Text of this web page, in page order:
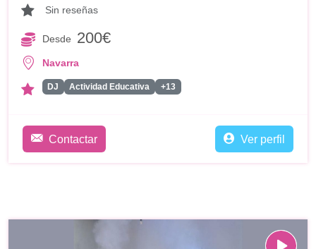
Sin reseñas
Desde 200€
Navarra
DJ Actividad Educativa +13
Contactar Ver perfil